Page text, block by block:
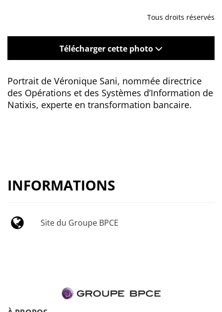
Tous droits réservés
Télécharger cette photo
Portrait de Véronique Sani, nommée directrice
des Opérations et des Systèmes d’Information de
Natixis, experte en transformation bancaire.
INFORMATIONS
Site du Groupe BPCE